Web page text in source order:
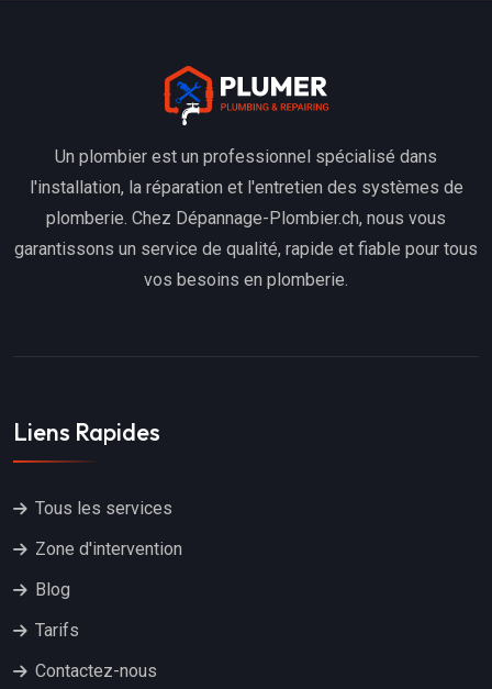
Un plombier est un professionnel spécialisé dans
l'installation, la réparation et l'entretien des systèmes de
plomberie. Chez Dépannage-Plombier.ch, nous vous
garantissons un service de qualité, rapide et fiable pour tous
vos besoins en plomberie.
Liens Rapides
Tous les services
Zone d'intervention
Blog
Tarifs
Contactez-nous